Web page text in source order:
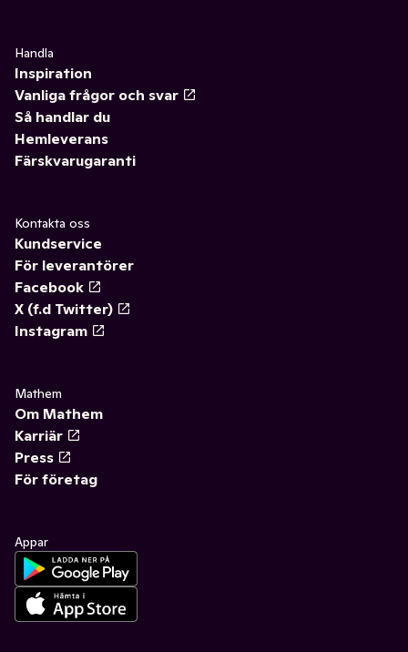
Handla
Inspiration
Vanliga frågor och svar
Så handlar du
Hemleverans
Färskvarugaranti
Kontakta oss
Kundservice
För leverantörer
Facebook
X (f.d Twitter)
Instagram
Mathem
Om Mathem
Karriär
Press
För företag
Appar